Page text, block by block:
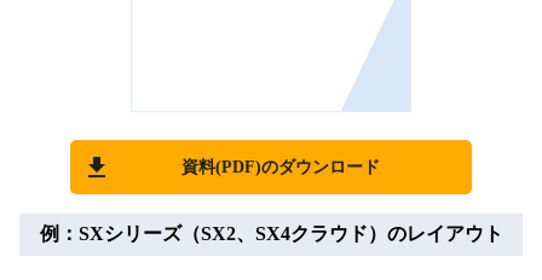
資料(PDF)のダウンロード
例：SXシリーズ（SX2、SX4クラウド）のレイアウト